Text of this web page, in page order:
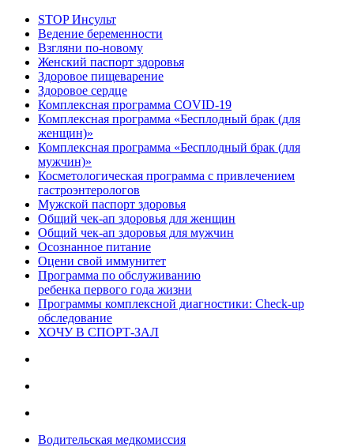
STOP Инсульт
Ведение беременности
Взгляни по-новому
Женский паспорт здоровья
Здоровое пищеварение
Здоровое сердце
Комплексная программа COVID-19
Комплексная программа «Бесплодный брак (для
женщин)»
Комплексная программа «Бесплодный брак (для
мужчин)»
Косметологическая программа с привлечением
гастроэнтерологов
Мужской паспорт здоровья
Общий чек-ап здоровья для женщин
Общий чек-ап здоровья для мужчин
Осознанное питание
Оцени свой иммунитет
Программа по обслуживанию
ребенка первого года жизни
Программы комплексной диагностики: Check-up
обследование
ХОЧУ В CПОРТ-ЗАЛ
Водительская медкомиссия